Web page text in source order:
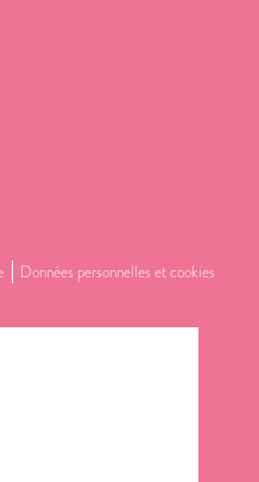
Données personnelles et cookies